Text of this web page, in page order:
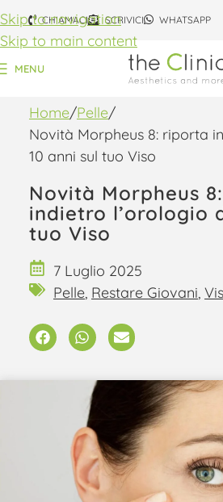
Skip to navigation
Skip to main content
CHIAMACI SCRIVICI WHATSAPP
MENU
Home Pelle
Novità Morpheus 8: riporta
10 anni sul tuo Viso
Novità Morpheus
indietro l’orologio
tuo Viso
7 Luglio 2025
Pelle, Restare Giovani,